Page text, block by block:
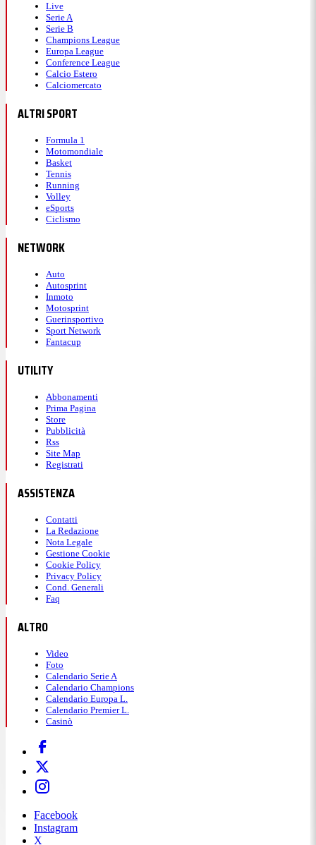
Live
Serie A
Serie B
Champions League
Europa League
Conference League
Calcio Estero
Calciomercato
ALTRI SPORT
Formula 1
Motomondiale
Basket
Tennis
Running
Volley
eSports
Ciclismo
NETWORK
Auto
Autosprint
Inmoto
Motosprint
Guerinsportivo
Sport Network
Fantacup
UTILITY
Abbonamenti
Prima Pagina
Store
Pubblicità
Rss
Site Map
Registrati
ASSISTENZA
Contatti
La Redazione
Nota Legale
Gestione Cookie
Cookie Policy
Privacy Policy
Cond. Generali
Faq
ALTRO
Video
Foto
Calendario Serie A
Calendario Champions
Calendario Europa L.
Calendario Premier L.
Casinò
Facebook
Instagram
X